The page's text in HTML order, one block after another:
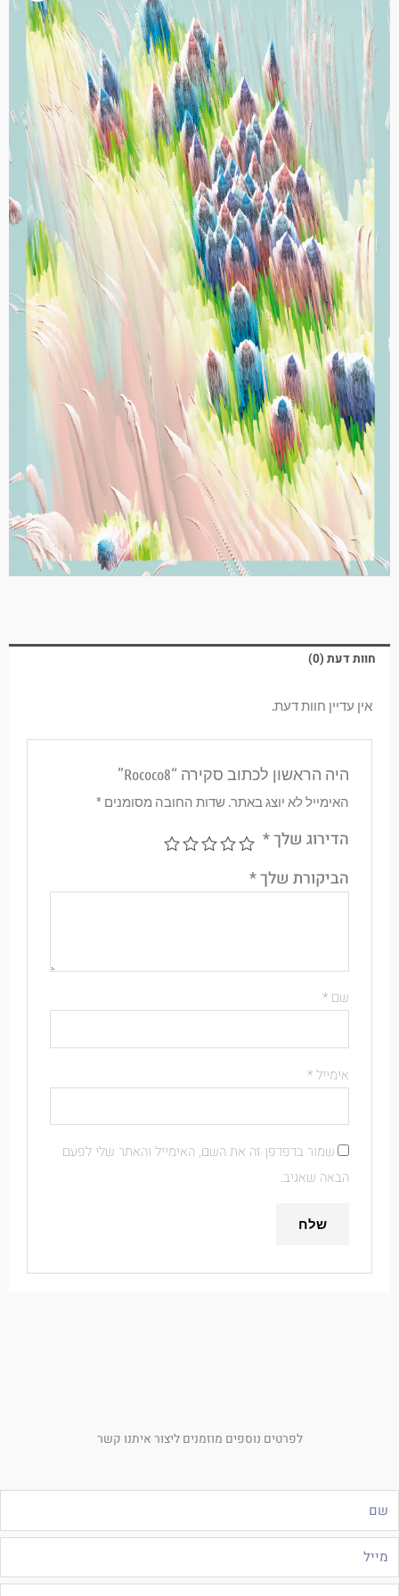
חוות דעת (0)
אין עדיין חוות דעת.
היה הראשון לכתוב סקירה “Rococo8”
האימייל לא יוצג באתר.שדות החובה מסומנים*
הדירוג שלך*
הביקורת שלך*
שם *
אימייל*
שמור בדפדפן זה את השם, האימייל והאתר שלי לפעם
הבאה שאגיב.
לפרטים נוספים מוזמנים ליצור איתנו קשר